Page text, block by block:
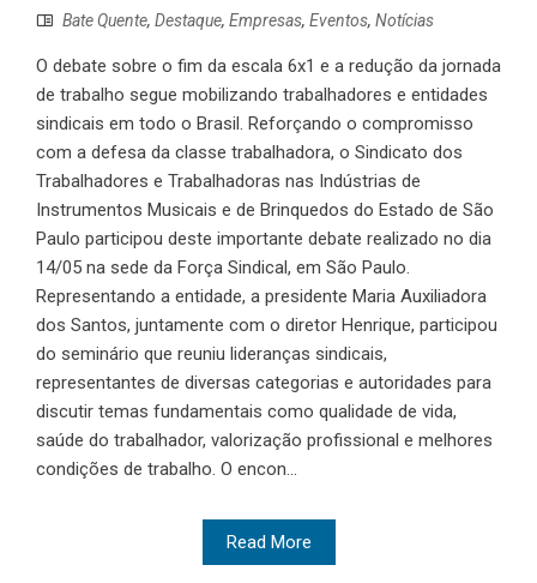
Bate Quente, Destaque, Empresas, Eventos, Notícias
O debate sobre o fim da escala 6x1 e a redução da jornada
de trabalho segue mobilizando trabalhadores e entidades
sindicais em todo o Brasil. Reforçando o compromisso
com a defesa da classe trabalhadora, o Sindicato dos
Trabalhadores e Trabalhadoras nas Indústrias de
Instrumentos Musicais e de Brinquedos do Estado de São
Paulo participou deste importante debate realizado no dia
14/05 na sede da Força Sindical, em São Paulo.
Representando a entidade, a presidente Maria Auxiliadora
dos Santos, juntamente com o diretor Henrique, participou
do seminário que reuniu lideranças sindicais,
representantes de diversas categorias e autoridades para
discutir temas fundamentais como qualidade de vida,
saúde do trabalhador, valorização profissional e melhores
condições de trabalho. O encon...
Read More